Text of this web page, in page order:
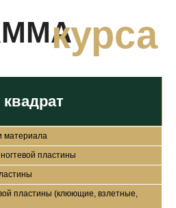
материала
пластины
пластины (клюющие, взлетные,
курса
о